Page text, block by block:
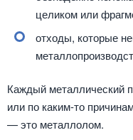
целиком или
отходы, которые
Каждый металлический
или по каким-то
— это металлолом.